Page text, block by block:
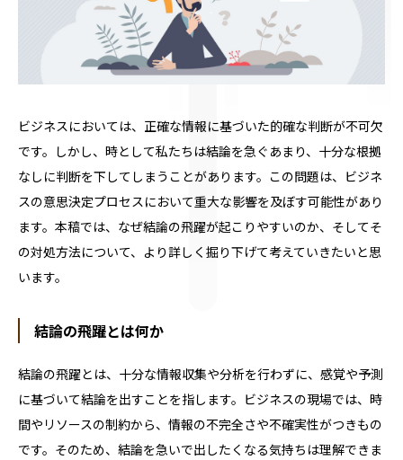
ビジネスにおいては、正確な情報に基づいた的確な判断が不可欠
です。しかし、時として私たちは結論を急ぐあまり、十分な根拠
なしに判断を下してしまうことがあります。この問題は、ビジネ
スの意思決定プロセスにおいて重大な影響を及ぼす可能性があり
ます。本稿では、なぜ結論の飛躍が起こりやすいのか、そしてそ
の対処方法について、より詳しく掘り下げて考えていきたいと思
います。
結論の飛躍とは何か
結論の飛躍とは、十分な情報収集や分析を行わずに、感覚や予測
に基づいて結論を出すことを指します。ビジネスの現場では、時
間やリソースの制約から、情報の不完全さや不確実性がつきもの
です。そのため、結論を急いで出したくなる気持ちは理解できま